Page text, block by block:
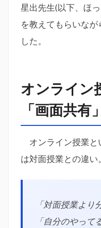
星出先生(以下、ほ
を教えてもらいな
した。
オンライン
「画面共有
オンライン授業と
は対面授業との違い
「対面授業より
「自分のやって